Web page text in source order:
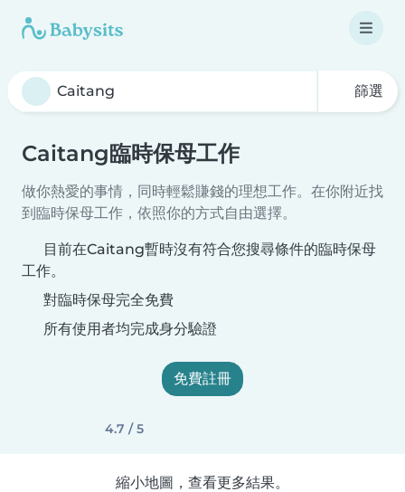
篩選
Caitang臨時保母工作
做你熱愛的事情，同時輕鬆賺錢的理想工作。在你附近找
到臨時保母工作，依照你的方式自由選擇。
目前在Caitang暫時沒有符合您搜尋條件的臨時保母
工作。
對臨時保母完全免費
所有使用者均完成身分驗證
免費註冊
4.7 / 5
縮小地圖，查看更多結果。